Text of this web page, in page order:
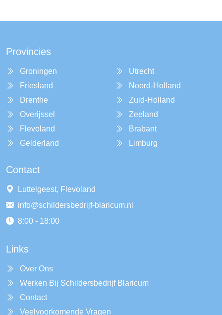
Provincies
Groningen
Friesland
Drenthe
Overijssel
Flevoland
Gelderland
Utrecht
Noord-Holland
Zuid-Holland
Zeeland
Brabant
Limburg
Contact
Luttelgeest, Flevoland
info@schildersbedrijf-blaricum.nl
8:00 - 18:00
Links
Over Ons
Werken Bij Schildersbedrijf Blaricum
Contact
Veelvoorkomende Vragen